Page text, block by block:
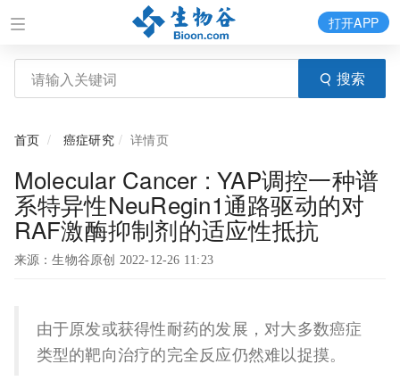
搜索
打开APP
首页 癌症研究 详情页
Molecular Cancer : YAP调控一种谱
系特异性NeuRegin1通路驱动的对
RAF激酶抑制剂的适应性抵抗
来源：生物谷原创 2022-12-26 11:23
由于原发或获得性耐药的发展，对大多数癌症
类型的靶向治疗的完全反应仍然难以捉摸。